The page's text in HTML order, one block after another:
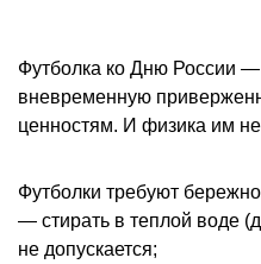
Футболка ко Дню России
вневременную
ценностям. И физика им
Футболки требуют
— стирать в теплой воде
не допускается;